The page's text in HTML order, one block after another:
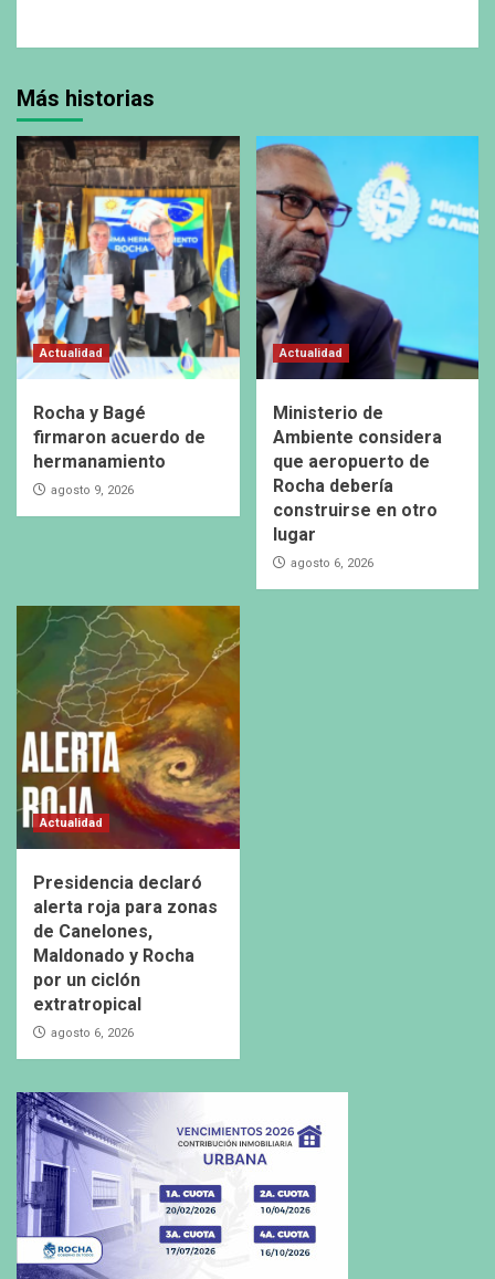
Más historias
Actualidad
Rocha y Bagé
firmaron acuerdo de
hermanamiento
agosto 9, 2026
Actualidad
Ministerio de
Ambiente considera
que aeropuerto de
Rocha debería
construirse en otro
lugar
agosto 6, 2026
Actualidad
Presidencia declaró
alerta roja para zonas
de Canelones,
Maldonado y Rocha
por un ciclón
extratropical
agosto 6, 2026